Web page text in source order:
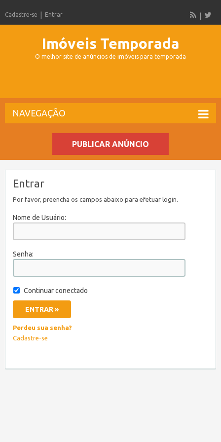
Cadastre-se Entrar
Imóveis Temporada
O melhor site de anúncios de imóveis para temporada
NAVEGAÇÃO
PUBLICAR ANÚNCIO
Entrar
Por favor, preencha os campos abaixo para efetuar login.
Nome de Usuário:
Senha:
Continuar conectado
Perdeu sua senha?
Cadastre-se